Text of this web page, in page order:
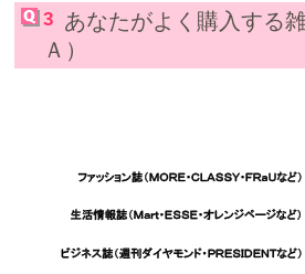
3
あなたがよく購入する
Ａ）